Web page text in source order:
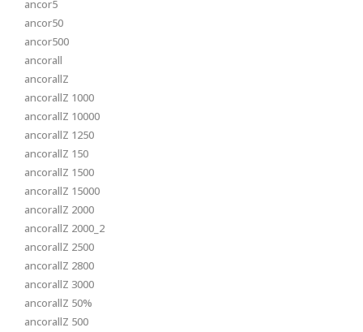
ancor5
ancor50
ancor500
ancorall
ancorallZ
ancorallZ 1000
ancorallZ 10000
ancorallZ 1250
ancorallZ 150
ancorallZ 1500
ancorallZ 15000
ancorallZ 2000
ancorallZ 2000_2
ancorallZ 2500
ancorallZ 2800
ancorallZ 3000
ancorallZ 50%
ancorallZ 500